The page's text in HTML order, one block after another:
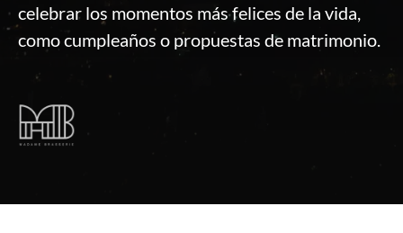
celebrar los momentos más felices de la vida,
como cumpleaños o propuestas de matrimonio.